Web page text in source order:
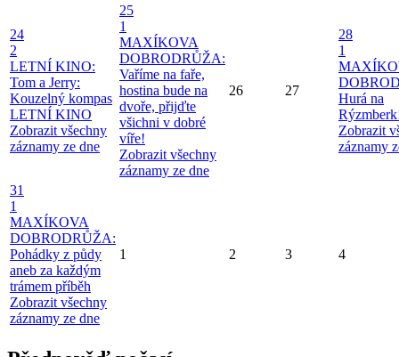
24
2
LETNÍ KINO:
Tom a Jerry:
Kouzelný kompas
LETNÍ KINO
Zobrazit všechny
záznamy ze dne
25
1
MAXÍKOVA
DOBRODRŮŽA:
Vaříme na faře,
hostina bude na
dvoře, přijďte
všichni v dobré
víře!
Zobrazit všechny
záznamy ze dne
26 27
28
1
Hurá na
Zobrazit
záznamy
31
1
MAXÍKOVA
DOBRODRŮŽA:
Pohádky z půdy
aneb za každým
trámem příběh
Zobrazit všechny
záznamy ze dne
1 2 3 4